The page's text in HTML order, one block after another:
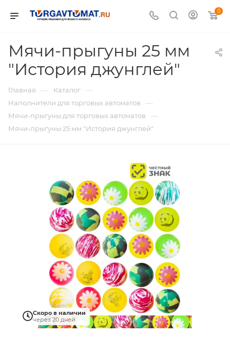
0
Мячи-прыгуны 25 мм
"История джунглей"
Главная — Каталог —
Наполнители для торговых автоматов —
Мячи-прыгуны для торговых автоматов —
Мячи-прыгуны 25 мм "История джунглей"
Скоро в наличии
через 20 дней